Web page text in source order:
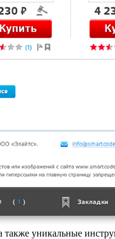
уникальные